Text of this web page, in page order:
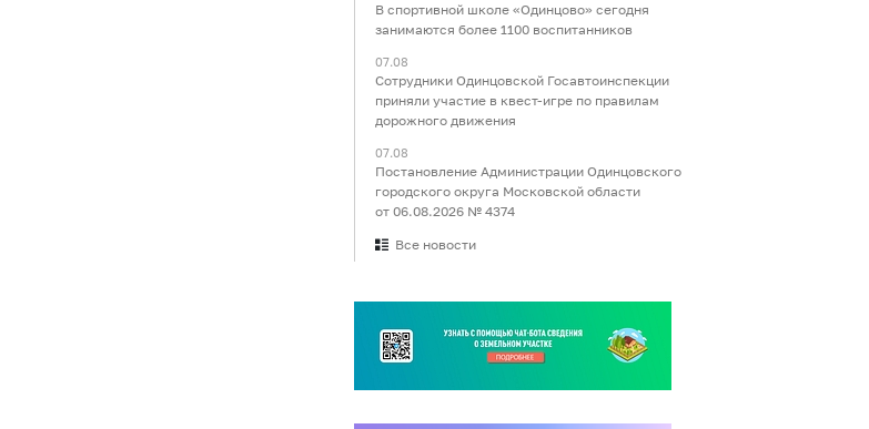
В спортивной школе «Одинцово» сегодня
занимаются более 1100 воспитанников
07.08
Сотрудники Одинцовской Госавтоинспекции
приняли участие в квест-игре по правилам
дорожного движения
07.08
Постановление Администрации Одинцовского
городского округа Московской области
от 06.08.2026 № 4374
Все новости